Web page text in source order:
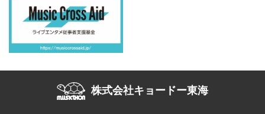
株式会社キョードー東海